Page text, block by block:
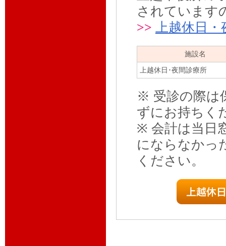
されています
>> 上越休日・
施設名
上越休日･夜間診療所
※ 受診の際は
ずにお持ちく
※ 会計は当日
にならなかっ
ください。